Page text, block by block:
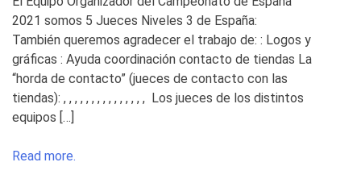
2021 somos 5 Jueces Niveles 3 de España:
También queremos agradecer el trabajo de: : Logos y
gráficas : Ayuda coordinación contacto de tiendas La
“horda de contacto” (jueces de contacto con las
tiendas): , , , , , , , , , , , , , , , Los jueces de los distintos
equipos […]
Read more.